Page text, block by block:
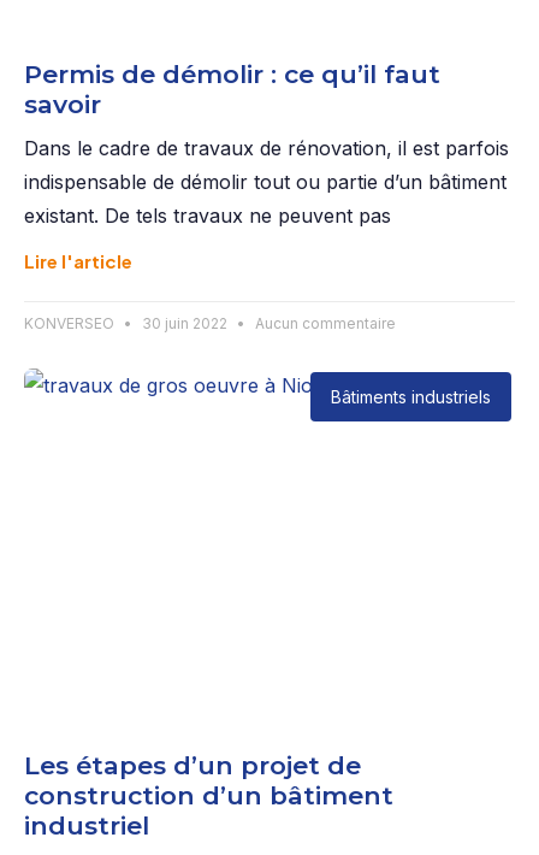
Permis de démolir : ce qu’il faut
savoir
Dans le cadre de travaux de rénovation, il est parfois
indispensable de démolir tout ou partie d’un bâtiment
existant. De tels travaux ne peuvent pas
Lire l'article
KONVERSEO 30 juin 2022 Aucun commentaire
Bâtiments industriels
Les étapes d’un projet de
construction d’un bâtiment
industriel